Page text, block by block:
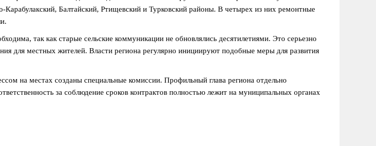
Карабулакский, Балтайский, Ртищевский и Турковский районы. В четырех из них ремонтные
так как старые сельские коммуникации не обновлялись десятилетиями. Это серьезно
для местных жителей. Власти региона регулярно инициируют подобные меры для развития
на местах созданы специальные комиссии. Профильный глава региона отдельно
за соблюдение сроков контрактов полностью лежит на муниципальных органах